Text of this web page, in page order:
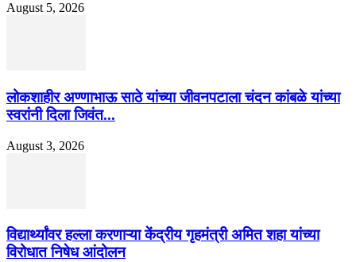
August 5, 2026
लोकशाहीर अण्णाभाऊ साठे यांच्या जीवनपटाला चंदन कांबळे यांच्या
स्वरांनी दिला जिवंत...
August 3, 2026
विद्यार्थ्यांवर हल्ला करणाऱ्या केंद्रीय गृहमंत्री अमित शहा यांच्या
विरोधात निषेध आंदोलन